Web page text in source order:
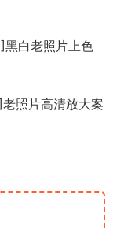
白老照片上色
照片高清放大案